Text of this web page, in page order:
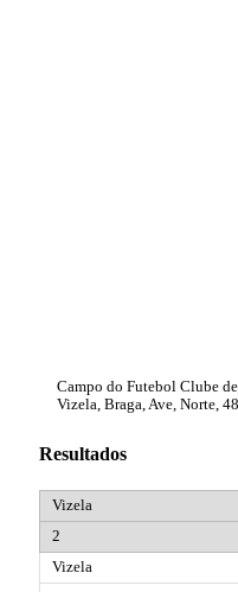
Campo do Futebol Clube
Vizela, Braga, Ave, Norte,
Resultados